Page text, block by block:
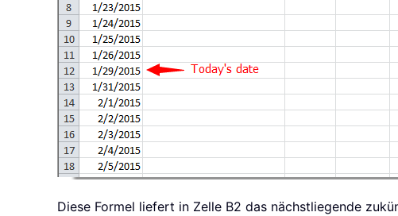
Diese Formel liefert in Zelle B2 das nächstliegende